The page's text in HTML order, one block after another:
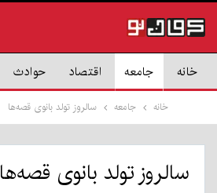
خانه جامعه اقتصاد حوادث
خانه جامعه سالروز تولد بانوی قصه‌ها
سالروز تولد بانوی قصه‌ها